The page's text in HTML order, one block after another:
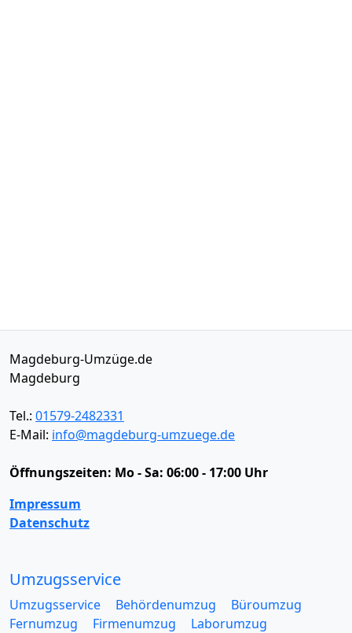
Magdeburg-Umzüge.de
Magdeburg
Tel.: 01579-2482331
E-Mail: info@magdeburg-umzuege.de
Öffnungszeiten: Mo - Sa: 06:00 - 17:00 Uhr
Impressum
Datenschutz
Umzugsservice
Umzugsservice Behördenumzug
Büroumzug
Fernumzug
Firmenumzug
Laborumzug